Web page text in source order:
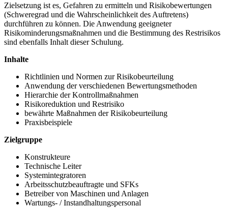
Zielsetzung ist es, Gefahren zu ermitteln und Risikobewertungen
(Schweregrad und die Wahrscheinlichkeit des Auftretens)
durchführen zu können. Die Anwendung geeigneter
Risikominderungsmaßnahmen und die Bestimmung des Restrisikos
sind ebenfalls Inhalt dieser Schulung.
Inhalte
Richtlinien und Normen zur Risikobeurteilung
Anwendung der verschiedenen Bewertungsmethoden
Hierarchie der Kontrollmaßnahmen
Risikoreduktion und Restrisiko
bewährte Maßnahmen der Risikobeurteilung
Praxisbeispiele
Zielgruppe
Konstrukteure
Technische Leiter
Systemintegratoren
Arbeitsschutzbeauftragte und SFKs
Betreiber von Maschinen und Anlagen
Wartungs- / Instandhaltungspersonal